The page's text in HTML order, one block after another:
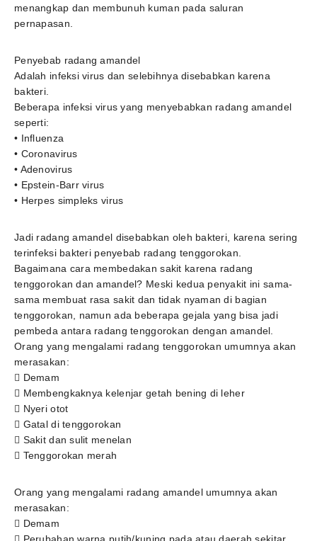
menangkap dan membunuh kuman pada saluran
pernapasan.
Penyebab radang amandel
Adalah infeksi virus dan selebihnya disebabkan karena
bakteri.
Beberapa infeksi virus yang menyebabkan radang amandel
seperti:
• Influenza
• Coronavirus
• Adenovirus
• Epstein-Barr virus
• Herpes simpleks virus
Jadi radang amandel disebabkan oleh bakteri, karena sering
terinfeksi bakteri penyebab radang tenggorokan.
Bagaimana cara membedakan sakit karena radang
tenggorokan dan amandel? Meski kedua penyakit ini sama-
sama membuat rasa sakit dan tidak nyaman di bagian
tenggorokan, namun ada beberapa gejala yang bisa jadi
pembeda antara radang tenggorokan dengan amandel.
Orang yang mengalami radang tenggorokan umumnya akan
merasakan:
 Demam
 Membengkaknya kelenjar getah bening di leher
 Nyeri otot
 Gatal di tenggorokan
 Sakit dan sulit menelan
 Tenggorokan merah
Orang yang mengalami radang amandel umumnya akan
merasakan:
 Demam